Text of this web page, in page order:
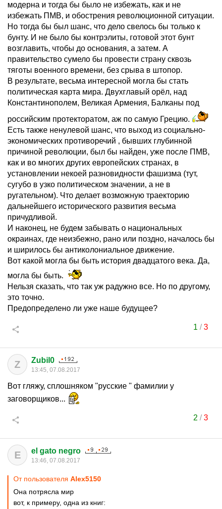
модерна и тогда бы было не избежать, как и не
избежать ПМВ, и обострения революционной ситуации.
Но тогда бы был шанс, что дело свелось бы только к
бунту. И не было бы контрэлиты, готовой этот бунт
возглавить, чтобы до основания, а затем. А
правительство сумело бы провести страну сквозь
тяготы военного времени, без срыва в штопор.
В результате, весьма интересной могла бы стать
политическая карта мира. Двухглавый орёл, над
Константинополем, Великая Армения, Балканы под
российским протекторатом, аж по самую Грецию.
Есть также ненулевой шанс, что выход из социально-
экономических противоречий , бывших глубинной
причиной революции, был бы найден, уже после ПМВ,
как и во многих других европейских странах, в
установлении некоей разновидности фашизма (тут,
сугубо в узко политическом значении, а не в
ругательном). Что делает возможную траекторию
дальнейшего исторического развития весьма
причудливой.
И наконец, не будем забывать о национальных
окраинах, где неизбежно, рано или поздно, началось бы
и ширилось бы антиколониальное движение.
Вот какой могла бы быть история двадцатого века. Да,
могла бы быть.
Нельзя сказать, что так уж радужно все. Но по другому,
это точно.
Предопределено ли уже наше будущее?
1 /3
Z Zubil0
13:45, 07.08.2017
Вот гляжу, сплошняком "русские " фамилии у
заговорщиков...
2 /3
E el gato negro
13:46, 07.08.2017
От пользователя Alex5150
Она потрясла мир
вот, к примеру, одна из книг: